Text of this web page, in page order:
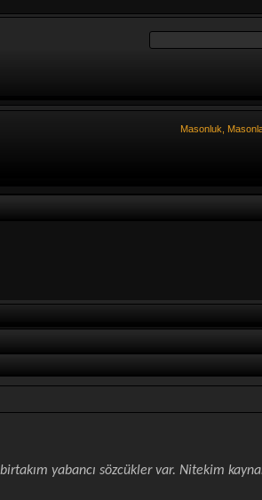
Masonluk,
yabancı sözcükler var. Nitekim